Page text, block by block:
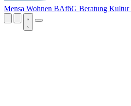
Mensa Wohnen BAföG Beratung Kultur